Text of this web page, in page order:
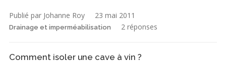
Publié par Johanne Roy 23 mai 2011
Drainage et imperméabilisation 2 réponses
Comment isoler une cave à vin ?